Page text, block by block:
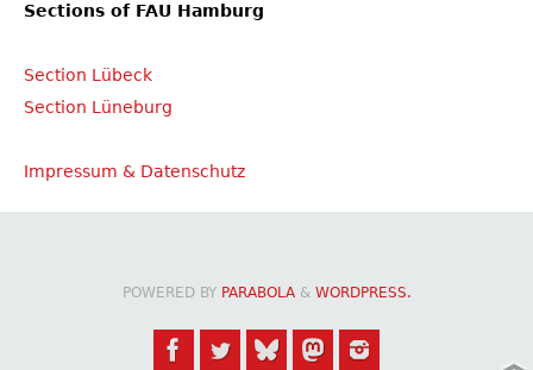
Sections of FAU Hamburg
Section Lübeck
Section Lüneburg
Impressum & Datenschutz
POWERED BY PARABOLA& WORDPRESS.